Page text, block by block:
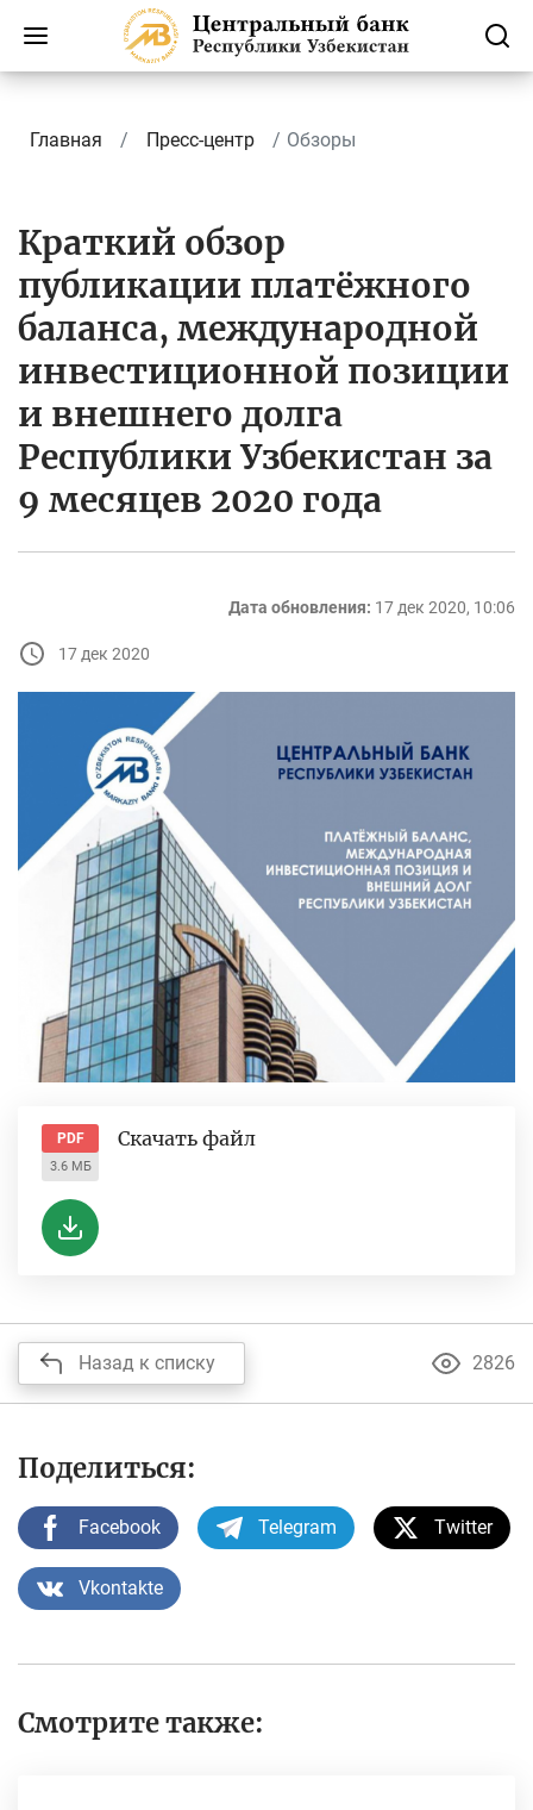
Главная Пресс-центр Обзоры
Краткий обзор
публикации платёжного
баланса, международной
инвестиционной позиции
и внешнего долга
Республики Узбекистан за
9 месяцев 2020 года
Дата обновления: 17 дек 2020, 10:06
17 дек 2020
PDF
3.6 МБ
Скачать файл
Назад к списку 2826
Поделиться:
Facebook Telegram Twitter
Vkontakte
Смотрите также: